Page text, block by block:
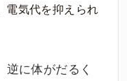
電気代を抑えられ
に体がだるく